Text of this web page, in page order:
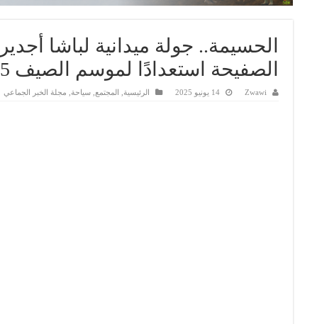
الحسيمة.. جولة ميدانية لباشا
الصفيحة استعدادًا لموسم الصيف 2025
Zwawi 14 يونيو 2025 الرئيسية المجتمع سياحة مجلة الخبر الجماعي